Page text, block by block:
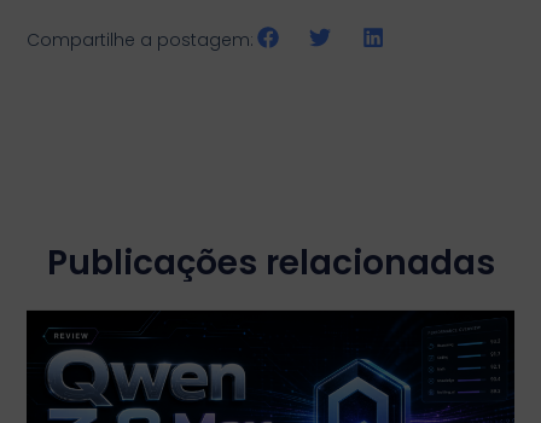
Compartilhe a postagem:
Publicações relacionadas